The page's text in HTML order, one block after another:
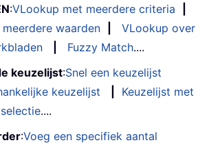
:VLookup met meerdere criteria
waarden
VLookup over
Fuzzy Match....
keuzelijst:Snel een keuzelijst
keuzelijst
Keuzelijst met
....
:Voeg een specifiek aantal